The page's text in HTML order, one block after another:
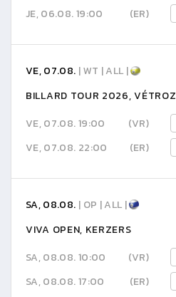
JE, 06.08. 19:00
(ER)
VE, 07.08. | WT | ALL |
BILLARD TOUR 2026, VÉTROZ
VE, 07.08. 19:00
(VR)
VE, 07.08. 22:00
(ER)
SA, 08.08. | OP | ALL |
VIVA OPEN, KERZERS
SA, 08.08. 10:00
(VR)
SA, 08.08. 17:00
(ER)